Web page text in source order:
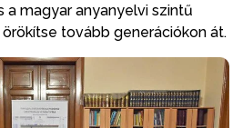
a magyar anyanyelvi szintű
tovább generációkon át.